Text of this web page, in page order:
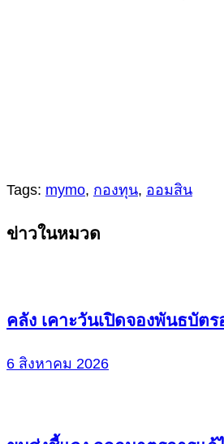
Tags: mymo, กองทุน, ออมสิน
Continue
ข่าวในหมวด
คลัง เคาะวันเปิดจองพันธบัต
6 สิงหาคม 2026